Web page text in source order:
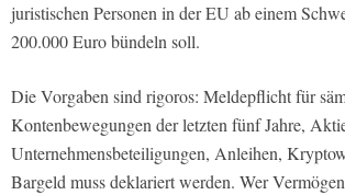
juristischen Personen in der EU ab einem
200.000 Euro bündeln soll.
Die Vorgaben sind rigoros: Meldepflicht für
Kontenbewegungen der letzten fünf Jahre,
Unternehmensbeteiligungen, Anleihen,
Bargeld muss deklariert werden. Wer